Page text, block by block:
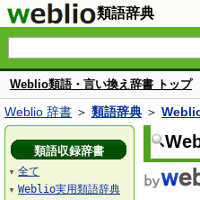
類語辞典
Weblio類語・言い換え辞書 トップ
Weblio 辞書 ＞ 類語辞典 ＞
類語収録辞書
▼ 全て
▼ Weblio実用類語辞典